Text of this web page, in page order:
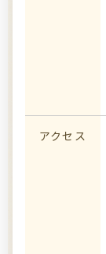
アクセス